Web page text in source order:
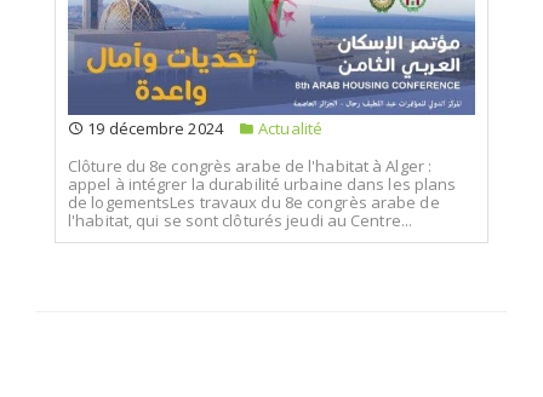
19 décembre 2024
Actualité
Clôture du 8e congrès arabe de l'habitat à Alger :
appel à intégrer la durabilité urbaine dans les plans
de logementsLes travaux du 8e congrès arabe de
l'habitat, qui se sont clôturés jeudi au Centre...